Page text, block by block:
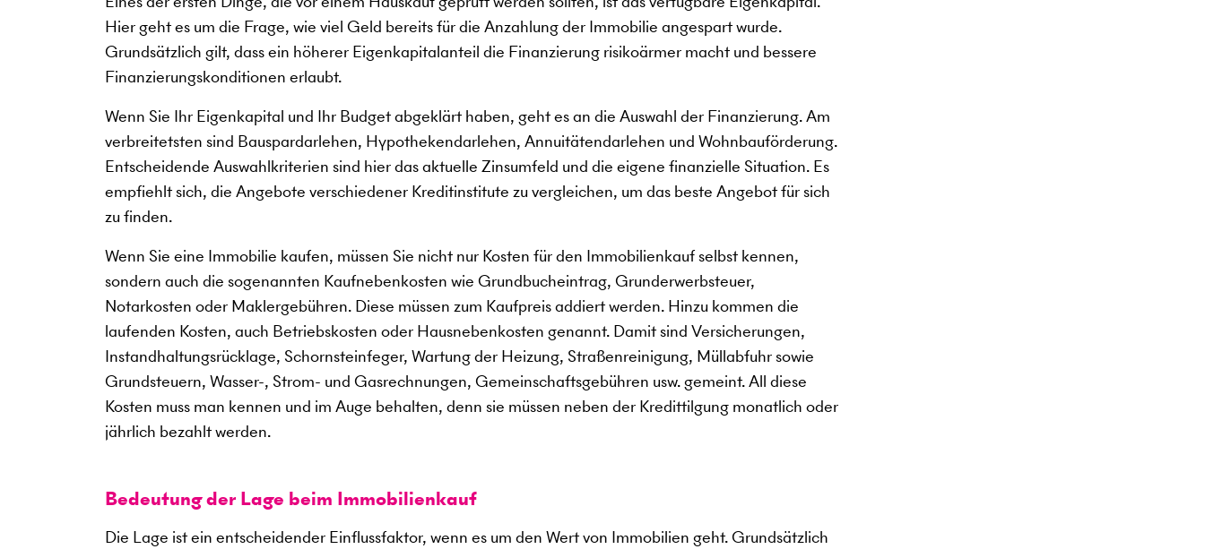
Hier geht es um die Frage, wie viel Geld bereits für die Anzahlung der Immobilie angespart wurde.
Grundsätzlich gilt, dass ein höherer Eigenkapitalanteil die Finanzierung risikoärmer macht und bessere
Finanzierungskonditionen erlaubt.
Wenn Sie Ihr Eigenkapital und Ihr Budget abgeklärt haben, geht es an die Auswahl der Finanzierung. Am
verbreitetsten sind Bauspardarlehen, Hypothekendarlehen, Annuitätendarlehen und Wohnbauförderung.
Entscheidende Auswahlkriterien sind hier das aktuelle Zinsumfeld und die eigene finanzielle Situation. Es
empfiehlt sich, die Angebote verschiedener Kreditinstitute zu vergleichen, um das beste Angebot für sich
zu finden.
Wenn Sie eine Immobilie kaufen, müssen Sie nicht nur Kosten für den Immobilienkauf selbst kennen,
sondern auch die sogenannten Kaufnebenkosten wie Grundbucheintrag, Grunderwerbsteuer,
Notarkosten oder Maklergebühren. Diese müssen zum Kaufpreis addiert werden. Hinzu kommen die
laufenden Kosten, auch Betriebskosten oder Hausnebenkosten genannt. Damit sind Versicherungen,
Instandhaltungsrücklage, Schornsteinfeger, Wartung der Heizung, Straßenreinigung, Müllabfuhr sowie
Grundsteuern, Wasser-, Strom- und Gasrechnungen, Gemeinschaftsgebühren usw. gemeint. All diese
Kosten muss man kennen und im Auge behalten, denn sie müssen neben der Kredittilgung monatlich oder
jährlich bezahlt werden.
Bedeutung der Lage beim Immobilienkauf
Die Lage ist ein entscheidender Einflussfaktor, wenn es um den Wert von Immobilien geht. Grundsätzlich